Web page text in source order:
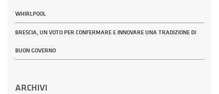
WHIRLPOOL
BRESCIA, UN VOTO PER CONFERMARE E INNOVARE UNA TRADIZIONE DI
BUON GOVERNO
ARCHIVI